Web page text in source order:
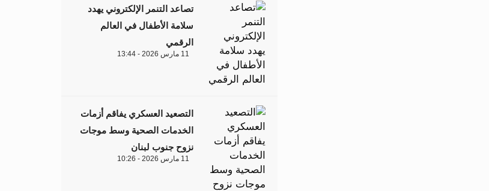
تصاعد التنمر الإلكتروني يهدد
سلامة الأطفال في العالم
الرقمي
11 مارس 2026 - 13:44
التصعيد العسكري يفاقم أزمات
الخدمات الصحية وسط موجات
نزوح جنوب لبنان
11 مارس 2026 - 10:26